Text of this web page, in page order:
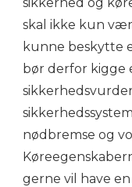
skal ikke kun
kunne beskytte
bør derfor kigge
nødbremse og
gerne vil have